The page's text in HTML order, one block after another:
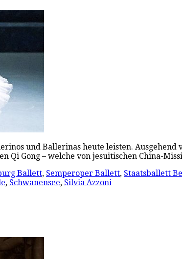
und Ballerinas heute leisten.
Qi Gong – welche von jesuitischen China-
Ballett, Semperoper Ballett, Staatsballett
, Schwanensee, Silvia Azzoni